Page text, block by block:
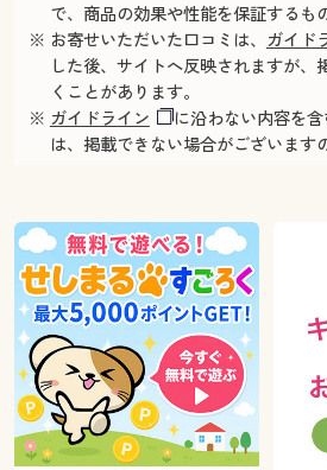
で、商品の効果や性能を保証するも
※ お寄せいただいた口コミは、 ガイド
した後、サイトへ反映されますが、
くことがあります。
※ ガイドライン
に沿わない内容を
は、掲載できない場合がございます